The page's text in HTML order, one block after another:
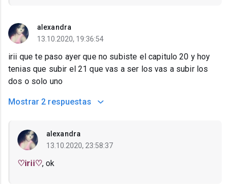
alexandra
13.10.2020, 19:36:54
irii que te paso ayer que no subiste el capitulo 20 y hoy
tenias que subir el 21 que vas a ser los vas a subir los
dos o solo uno
Mostrar 2 respuestas
alexandra
13.10.2020, 23:58:37
♡irii♡, ok